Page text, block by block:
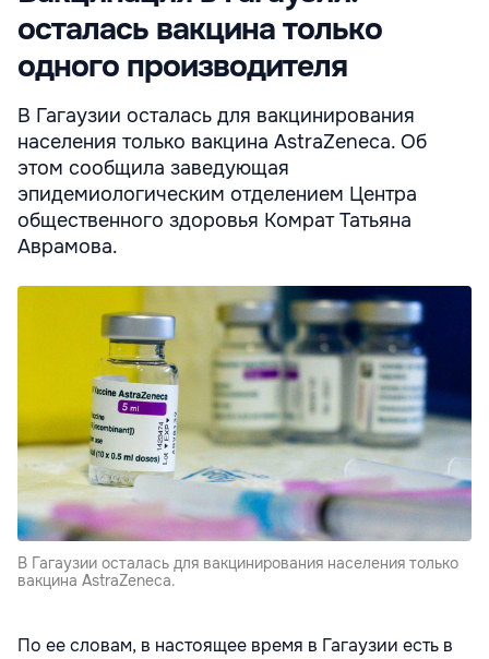
осталась вакцина только
одного производителя
В Гагаузии осталась для вакцинирования
населения только вакцина AstraZeneca. Об
этом сообщила заведующая
эпидемиологическим отделением Центра
общественного здоровья Комрат Татьяна
Аврамова.
В Гагаузии осталась для вакцинирования населения только
вакцина AstraZeneca.
По ее словам, в настоящее время в Гагаузии есть в